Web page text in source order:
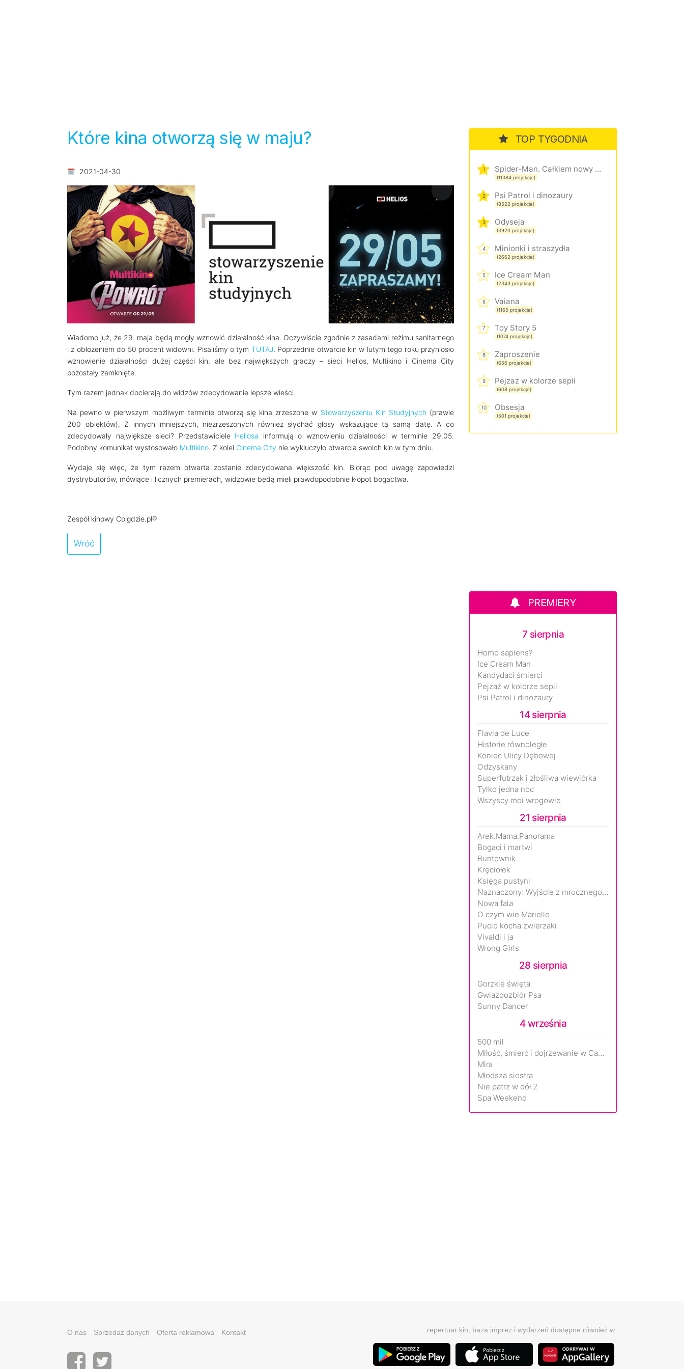
Które kina otworzą się w maju?
2021-04-30
Wiadomo już, że 29. maja będą mogły wznowić działalność kina. Oczywiście zgodnie z zasadami reżimu sanitarnego
i z obłożeniem do 50 procent widowni. Pisaliśmy o tym TUTAJ. Poprzednie otwarcie kin w lutym tego roku przyniosło
wznowienie działalności dużej części kin, ale bez największych graczy – sieci Helios, Multikino i Cinema City
pozostały zamknięte.
Tym razem jednak docierają do widzów zdecydowanie lepsze wieści.
Na pewno w pierwszym możliwym terminie otworzą się kina zrzeszone w Stowarzyszeniu Kin Studyjnych (prawie
200 obiektów). Z innych mniejszych, niezrzeszonych również słychać głosy wskazujące tą samą datę. A co
zdecydowały największe sieci? Przedstawiciele Heliosa informują o wznowieniu działalności w terminie 29.05.
Podobny komunikat wystosowało Multikino. Z kolei Cinema City nie wykluczyło otwarcia swoich kin w tym dniu.
Wydaje się więc, że tym razem otwarta zostanie zdecydowana większość kin. Biorąc pod uwagę zapowiedzi
dystrybutorów, mówiące i licznych premierach, widzowie będą mieli prawdopodobnie kłopot bogactwa.
Zespół kinowy Coigdzie.pl®
Wróć
TOP TYGODNIA
1 Spider-Man. Całkiem nowy dzień
(11384 projekcje)
2 Psi Patrol i dinozaury
(8522 projekcje)
3 Odyseja
(3920 projekcje)
4 Minionki i straszydła
(2662 projekcje)
5 Ice Cream Man
(2343 projekcje)
6 Vaiana
(1165 projekcje)
7 Toy Story 5
(1074 projekcje)
8 Zaproszenie
(656 projekcje)
9 Pejzaż w kolorze sepii
(608 projekcje)
10 Obsesja
(501 projekcje)
PREMIERY
7 sierpnia
Homo sapiens?
Ice Cream Man
Kandydaci śmierci
Pejzaż w kolorze sepii
Psi Patrol i dinozaury
14 sierpnia
Flavia de Luce
Historie równoległe
Koniec Ulicy Dębowej
Odzyskany
Superfutrzak i złośliwa wiewiórka
Tylko jedna noc
Wszyscy moi wrogowie
21 sierpnia
Arek.Mama.Panorama
Bogaci i martwi
Buntownik
Kręciołek
Księga pustyni
Naznaczony: Wyjście z mrocznego wymiaru
Nowa fala
O czym wie Marielle
Pucio kocha zwierzaki
Vivaldi i ja
Wrong Girls
28 sierpnia
Gorzkie święta
Gwiazdozbiór Psa
Sunny Dancer
4 września
500 mil
Miłość, śmierć i dojrzewanie w Camp Miasma
Mira
Młodsza siostra
Nie patrz w dół 2
Spa Weekend
O nas Sprzedaż danych Oferta reklamowa Kontakt repertuar kin, baza imprez i wydarzeń dostępne również w: